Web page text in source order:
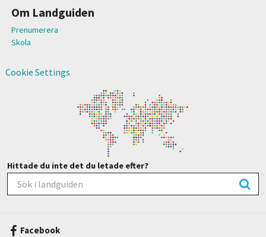
Om Landguiden
Prenumerera
Skola
Cookie Settings
Hittade du inte det du letade efter?
Facebook